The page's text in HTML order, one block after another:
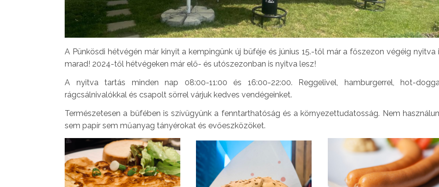
A Pünkösdi hétvégén már kinyit a kempingünk új büféje és június 15.-től már a főszezon végéig nyitva
marad! 2024-től hétvégeken már elő- és utószezonban is nyitva lesz!
A nyitva tartás minden nap 08:00-11:00 és 16:00-22:00. Reggelivel, hamburgerrel, hot-
rágcsálnivalókkal és csapolt sörrel várjuk kedves vendégeinket.
Természetesen a büfében is szívügyünk a fenntarthatóság és a környezettudatosság. Nem
sem papír sem műanyag tányérokat és evőeszközöket.